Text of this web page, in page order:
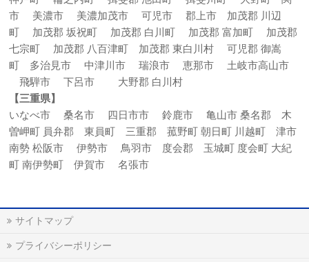
市 美濃市 美濃加茂市 可児市 郡上市 加茂郡 川辺
町 加茂郡 坂祝町 加茂郡 白川町 加茂郡 富加町 加茂郡
七宗町 加茂郡 八百津町 加茂郡 東白川村 可児郡 御嵩
町 多治見市 中津川市 瑞浪市 恵那市 土岐市高山市
飛騨市 下呂市 大野郡 白川村
【三重県】
いなべ市 桑名市 四日市市 鈴鹿市 亀山市 桑名郡 木
曽岬町 員弁郡 東員町 三重郡 菰野町 朝日町 川越町 津市
南勢 松阪市 伊勢市 鳥羽市 度会郡 玉城町 度会町 大紀
町 南伊勢町 伊賀市 名張市
サイトマップ
プライバシーポリシー